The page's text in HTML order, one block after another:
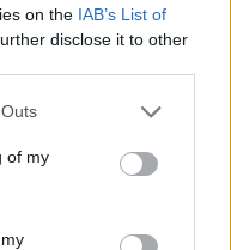
on the IAB’s List of
disclose it to other
of my